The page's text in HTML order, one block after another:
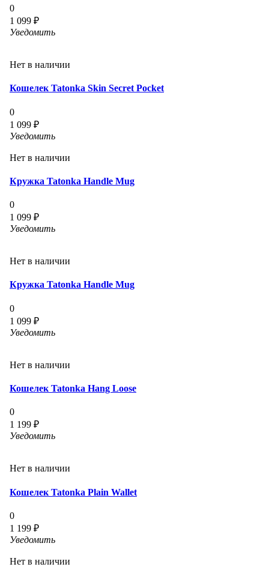
0
1 099 ₽
Уведомить
Нет в наличии
Кошелек Tatonka Skin Secret Pocket
0
1 099 ₽
Уведомить
Нет в наличии
Кружка Tatonka Handle Mug
0
1 099 ₽
Уведомить
Нет в наличии
Кружка Tatonka Handle Mug
0
1 099 ₽
Уведомить
Нет в наличии
Кошелек Tatonka Hang Loose
0
1 199 ₽
Уведомить
Нет в наличии
Кошелек Tatonka Plain Wallet
0
1 199 ₽
Уведомить
Нет в наличии